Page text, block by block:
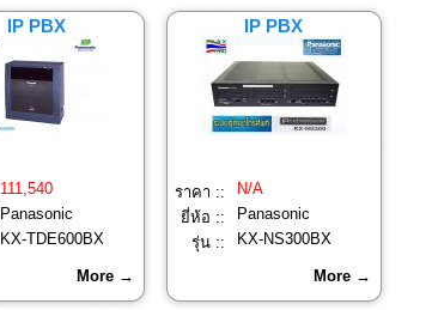
IP PBX
111,540
Panasonic
KX-TDE600BX
More →
IP PBX
ราคา ::
N/A
ยี่ห้อ ::
Panasonic
รุ่น ::
KX-NS300BX
More →